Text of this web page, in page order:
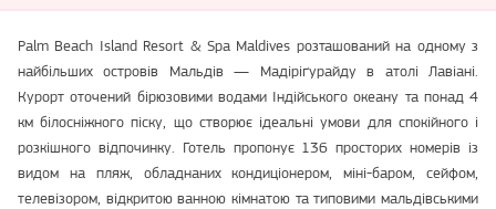
Palm Beach Island Resort & Spa Maldives розташований на одному з
найбільших островів Мальдів — Мадіріґурайду в атолі Лавіані.
Курорт оточений бірюзовими водами Індійського океану та понад 4
км білосніжного піску, що створює ідеальні умови для спокійного і
розкішного відпочинку. Готель пропонує 136 просторих номерів із
видом на пляж, обладнаних кондиціонером, міні-баром, сейфом,
телевізором, відкритою ванною кімнатою та типовими мальдівськими